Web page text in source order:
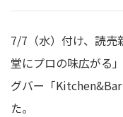
7/7（水）付け、読売
堂にプロの味広がる
グバー「
た。